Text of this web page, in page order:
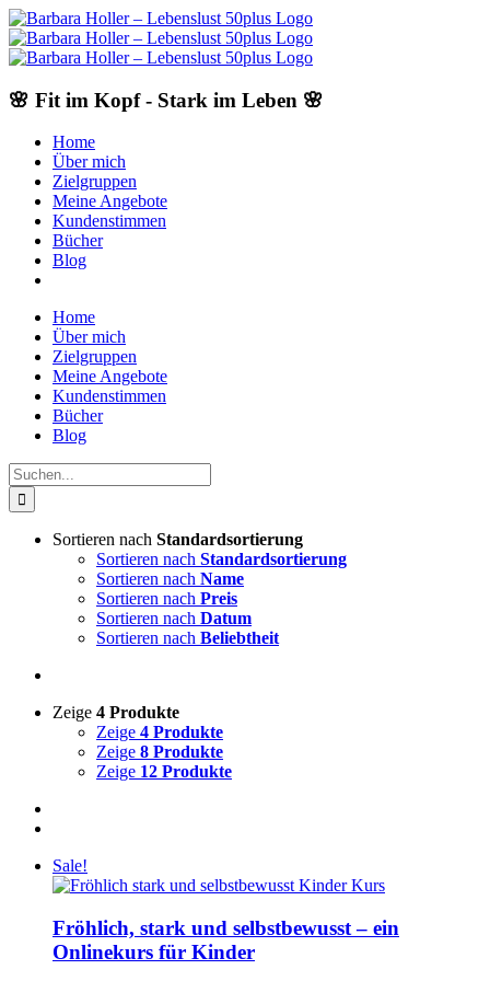
Skip
to
content
🌸 Fit im Kopf - Stark im Leben 🌸
Home
Über mich
Zielgruppen
Meine Angebote
Kundenstimmen
Bücher
Blog
Home
Über mich
Zielgruppen
Meine Angebote
Kundenstimmen
Bücher
Blog
Suche
nach:
Sortieren nach Standardsortierung
Sortieren nach Standardsortierung
Sortieren nach Name
Sortieren nach Preis
Sortieren nach Datum
Sortieren nach Beliebtheit
Zeige 4 Produkte
Zeige 4 Produkte
Zeige 8 Produkte
Zeige 12 Produkte
Sale!
Fröhlich, stark und selbstbewusst – ein
Onlinekurs für Kinder